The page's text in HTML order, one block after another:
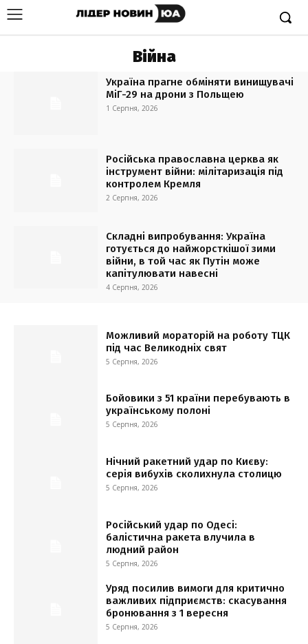
Війна
Україна прагне обміняти винищувачі
МіГ-29 на дрони з Польщею
1 Серпня, 2026
Російська православна церква як
інструмент війни: мілітаризація під
контролем Кремля
2 Серпня, 2026
Складні випробування: Україна
готується до найжорсткішої зими
війни, в той час як Путін може
капітулювати навесні
4 Серпня, 2026
Можливий мораторій на роботу ТЦК
під час Великодніх свят
5 Серпня, 2026
Бойовики з 51 країни перебувають в
українському полоні
5 Серпня, 2026
Нічний ракетний удар по Києву:
серія вибухів сколихнула столицю
5 Серпня, 2026
Російський удар по Одесі:
балістична ракета влучила в
людний район
5 Серпня, 2026
Уряд посилив вимоги для критично
важливих підприємств: скасування
бронювання з 1 вересня
5 Серпня, 2026